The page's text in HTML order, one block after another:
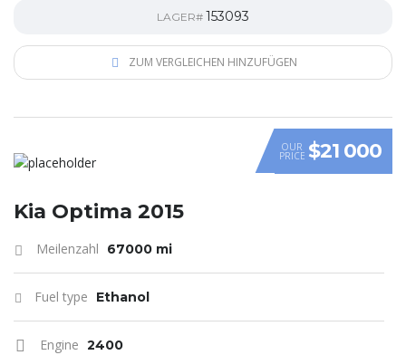
LAGER# 153093
ZUM VERGLEICHEN HINZUFÜGEN
OUR
PRICE $21 000
Kia Optima 2015
Meilenzahl 67000 mi
Fuel type Ethanol
Engine 2400